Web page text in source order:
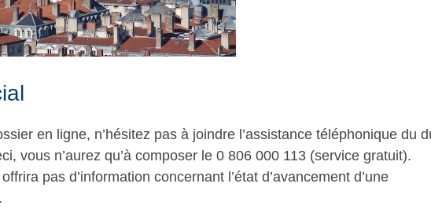
en ligne, n’hésitez pas à joindre l’assistance téléphonique du
vous n’aurez qu’à composer le 0 806 000 113 (service gratuit).
pas d’information concernant l’état d’avancement d’une